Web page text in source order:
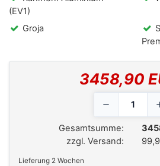
(EV1)
Groja
3458,90
Gesamtsumme:
zzgl. Versand:
Lieferung 2 Wochen